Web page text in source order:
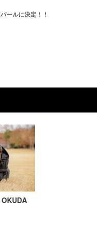
ールに決定！！